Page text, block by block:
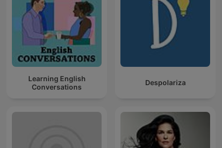
Learning English
Conversations
Despolariza